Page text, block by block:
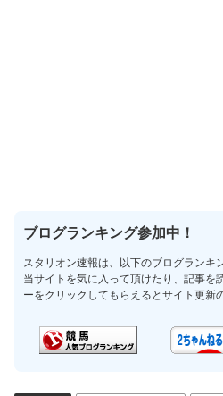
ブログランキング参加中！
スタリオン速報は、以下のブログランキ
当サイトを気に入って頂けたり、記事を
ーをクリックしてもらえるとサイト更新